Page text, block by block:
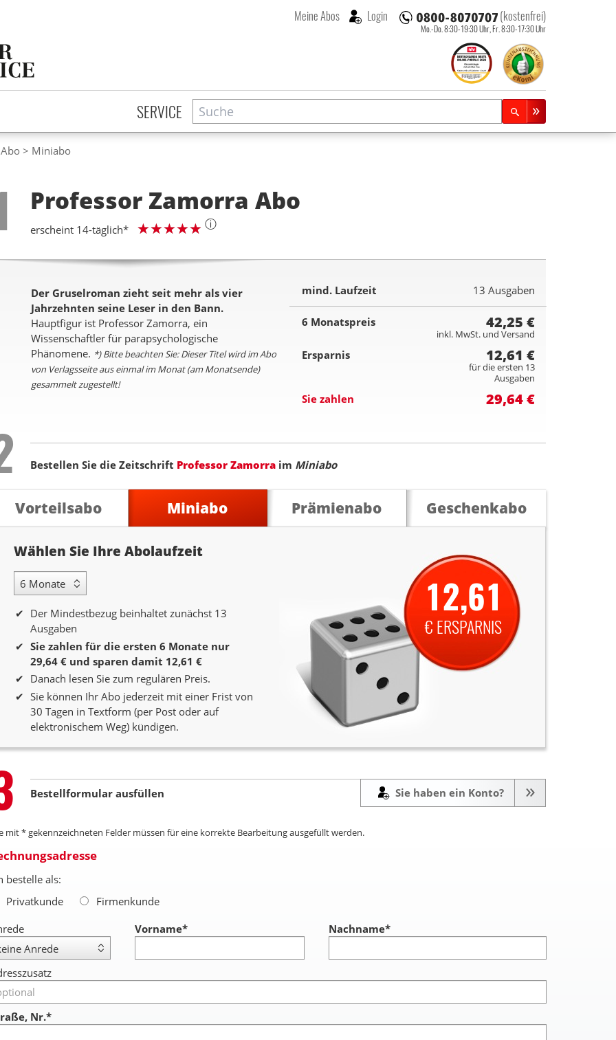
(kostenfrei)
Mo.-Do. 8:30-19:30 Uhr, Fr. 8:30-17:30 Uhr
Meine Abos Login
SERVICE Suche
Zeitschriftensuche
Miniabo
Professor Zamorra Abo
erscheint 14-täglich* ⓘ
Der Gruselroman zieht seit mehr als vier
Jahrzehnten seine Leser in den Bann.
Hauptfigur ist Professor Zamorra, ein
Wissenschaftler für parapsychologische
Phänomene. *) Bitte beachten Sie: Dieser Titel wird im Abo
von Verlagsseite aus einmal im Monat (am Monatsende)
gesammelt zugestellt!
mind. Laufzeit 13 Ausgaben
6 Monatspreis 42,25 €
inkl. MwSt. und Versand
Ersparnis 12,61 €
für die ersten 13
Ausgaben
Sie zahlen 29,64 €
Bestellen Sie die Zeitschrift Professor Zamorra im Miniabo
Vorteilsabo Miniabo Prämienabo Geschenkabo
Wählen Sie Ihre Abolaufzeit
6 Monate Laufzeit
Der Mindestbezug beinhaltet zunächst 13
Ausgaben
Sie zahlen für die ersten 6 Monate nur
29,64 € und sparen damit 12,61 €
Danach lesen Sie zum regulären Preis.
Sie können Ihr Abo jederzeit mit einer Frist von
30 Tagen in Textform (per Post oder auf
elektronischem Weg) kündigen.
12,61
€ ERSPARNIS
Bestellformular ausfüllen Sie haben ein Konto?
mit * gekennzeichneten Felder müssen für eine korrekte Bearbeitung ausgefüllt werden.
bestelle als:
Privatkunde
Firmenkunde
Vorname* Nachname*
Nr.*